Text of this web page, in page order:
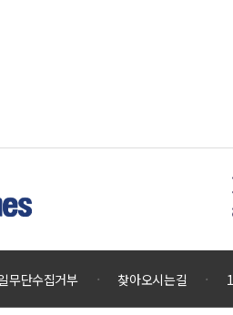
무단수집거부 찾아오시는길